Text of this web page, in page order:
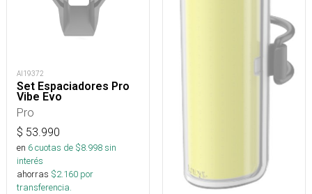
AI19372
Set Espaciadores Pro
Vibe Evo
Pro
$ 53.990
en 6cuotas de $8.998sin
interés
ahorras $2.160 por
transferencia.